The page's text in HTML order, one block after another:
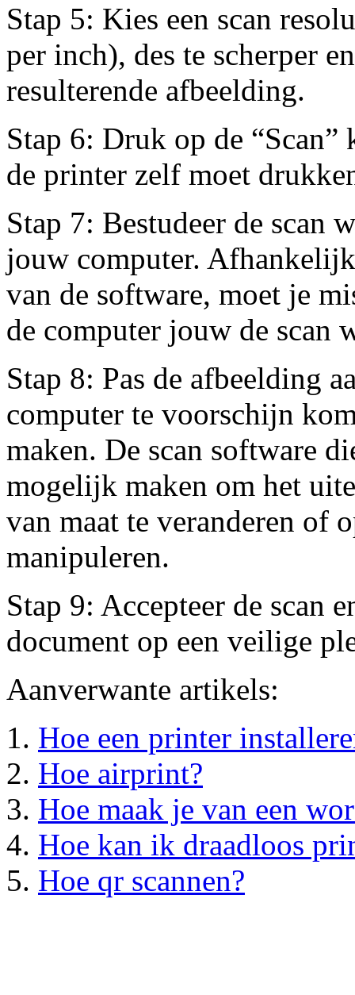
Stap 5: Kies een scan
per inch), des te scherper
resulterende afbeelding.
Stap 6: Druk op de
de printer zelf moet
Stap 7: Bestudeer de scan
jouw computer.
van de software, moet je
de computer jouw de scan
Stap 8: Pas de afbeelding
computer te voorschijn
maken. De scan software
mogelijk maken om het
van maat te veranderen of
manipuleren.
Stap 9: Accepteer de scan
document op een veilige
Aanverwante artikels:
Hoe een printer
Hoe airprint?
Hoe maak je van een
Hoe kan ik draadloos
Hoe qr scannen?